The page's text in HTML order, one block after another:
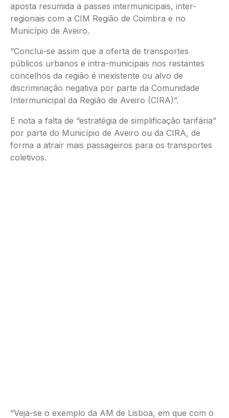
aposta resumida a passes intermunicipais, inter-
regionais com a CIM Região de Coimbra e no
Município de Aveiro.
“Conclui-se assim que a oferta de transportes
públicos urbanos e intra-municipais nos restantes
concelhos da região é inexistente ou alvo de
discriminação negativa por parte da Comunidade
Intermunicipal da Região de Aveiro (CIRA)”.
E nota a falta de “estratégia de simplificação tarifária”
por parte do Município de Aveiro ou da CIRA, de
forma a atrair mais passageiros para os transportes
coletivos.
“Veja-se o exemplo da AM de Lisboa, em que com o